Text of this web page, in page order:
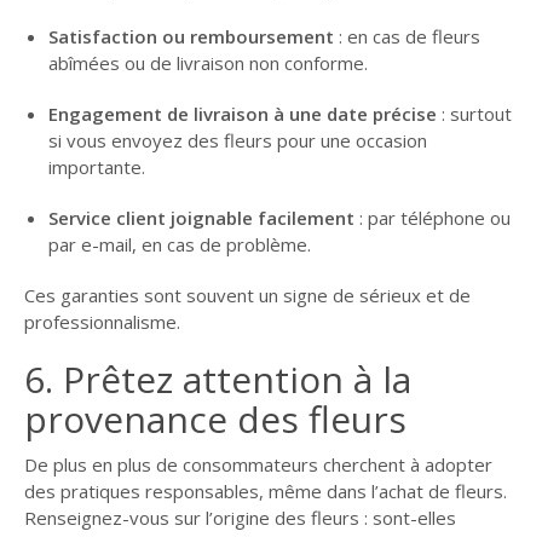
Satisfaction ou remboursement : en cas de fleurs
abîmées ou de livraison non conforme.
Engagement de livraison à une date précise : surtout
si vous envoyez des fleurs pour une occasion
importante.
Service client joignable facilement : par téléphone ou
par e-mail, en cas de problème.
Ces garanties sont souvent un signe de sérieux et de
professionnalisme.
6. Prêtez attention à la
provenance des fleurs
De plus en plus de consommateurs cherchent à adopter
des pratiques responsables, même dans l’achat de fleurs.
Renseignez-vous sur l’origine des fleurs : sont-elles